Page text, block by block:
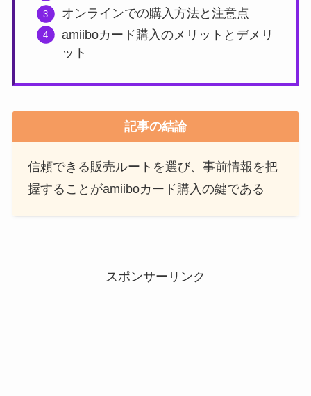
オンラインでの購入方法と注意点
amiiboカード購入のメリットとデメリ
ット
記事の結論
信頼できる販売ルートを選び、事前情報を把
握することがamiiboカード購入の鍵である
スポンサーリンク